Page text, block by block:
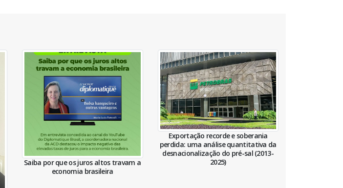
Saiba por que os juros altos travam a
economia brasileira
Exportação recorde e soberania
perdida: uma análise quantitativa da
desnacionalização do pré-sal (2013-
2025)